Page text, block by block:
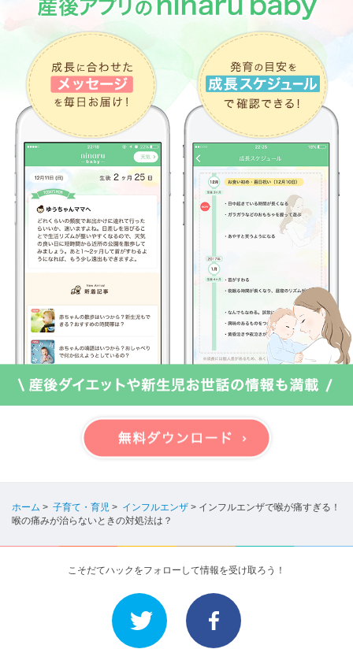
ホーム > 子育て・育児 > インフルエンザ > インフルエンザで喉が痛すぎる！
喉の痛みが治らないときの対処法は？
こそだてハックをフォローして情報を受け取ろう！